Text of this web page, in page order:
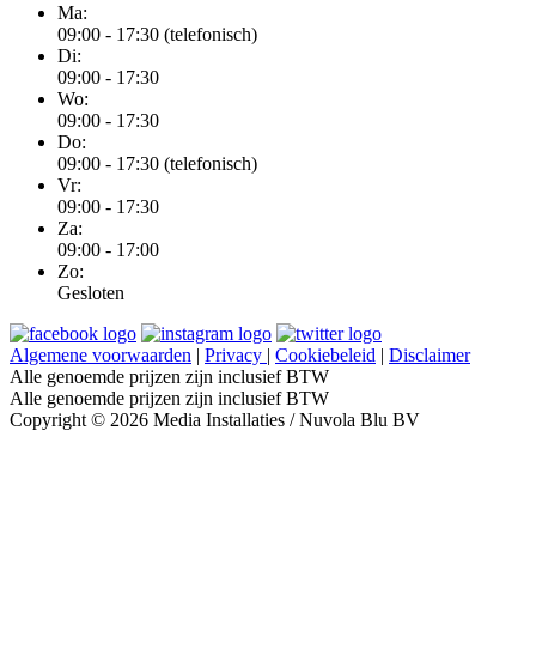
Ma:
09:00 - 17:30 (telefonisch)
Di:
09:00 - 17:30
Wo:
09:00 - 17:30
Do:
09:00 - 17:30 (telefonisch)
Vr:
09:00 - 17:30
Za:
09:00 - 17:00
Zo:
Gesloten
Algemene voorwaarden | Privacy | Cookiebeleid | Disclaimer
Alle genoemde prijzen zijn inclusief BTW
Alle genoemde prijzen zijn inclusief BTW
Copyright © 2026 Media Installaties / Nuvola Blu BV